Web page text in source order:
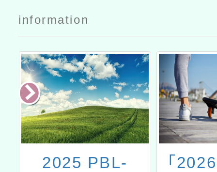
information
2025 PBL-
「